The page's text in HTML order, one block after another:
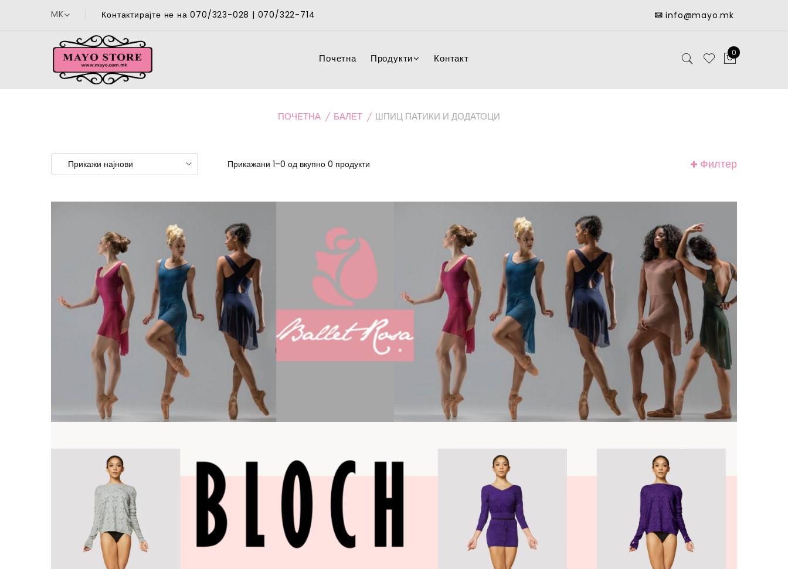
MK Контактирајте не на 070/323-028 | 070/322-714 info@mayo.mk
Почетна Продукти Контакт 0
ПОЧЕТНА БАЛЕТ ШПИЦ ПАТИКИ И ДОДАТОЦИ
Прикажани 1–0 од вкупно 0 продукти Филтер